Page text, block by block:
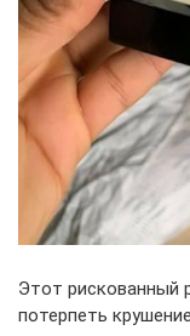
Этот рискованный
потерпеть